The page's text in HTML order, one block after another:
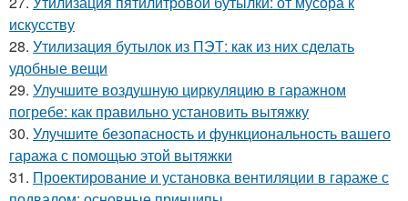
искусству
28. Утилизация бутылок из ПЭТ: как из них сделать
удобные вещи
29. Улучшите воздушную циркуляцию в гаражном
погребе: как правильно установить вытяжку
30. Улучшите безопасность и функциональность вашего
гаража с помощью этой вытяжки
31. Проектирование и установка вентиляции в гараже с